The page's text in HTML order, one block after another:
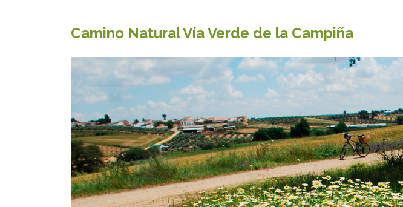
Camino Natural Vía Verde de la Campiña